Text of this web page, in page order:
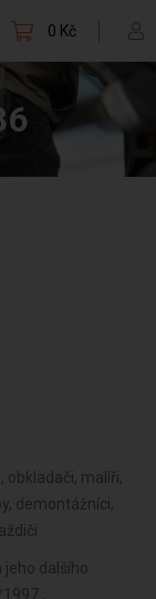
0 Kč
obkladači, malíři,
demontážníci,
a kresličské práce od 05/2018 , Výzkum a vývoj v oblasti přírodních a technických věd nebo společenských věd od 05/2018 , Projektování elektrických zařízení od 05/2018 , Testování, měření, analýzy a kontroly od 05/2018 , Reklamní činnost, marketing, mediální zastoupení od 05/2018 , Návrhářská, designérská, aranžérská činnost a modeling od 05/2018 , Fotografické služby od 05/2018 , Překladatelská a tlumočnická činnost od 05/2018 , Služby v oblasti administrativní správy a služby organizačně hospodářské povahy od 05/2018 , Provozování cestovní agentury a průvodcovská činnost v oblasti cestovního ruchu od 05/2018 , Mimoškolní výchova a vzdělávání, pořádání kurzů, školení, včetně lektorské činnosti od 05/2018 , Provozování tělovýchovných a sportovních zařízení a organizování sportovní činnosti od 05/2018 , Provozování kulturních, kulturně-vzdělávacích a zábavních zařízení, pořádání kulturních produkcí, zábav, výstav, veletrhů, přehlídek, prodejních a obdobných akcí od 05/2018 , Praní pro domácnost, žehlení, opravy a údržba oděvů, bytového textilu a osobního zboží od 05/2018 , Poskytování technických služeb od 05/2018 , Opravy a údržba potřeb pro domácnost, předmětů kulturní povahy, výrobků jemné mechaniky, optických přístrojů a měřidel od 05/2018 , Poskytování služeb osobního charakteru a pro osobní hygienu od 05/2018